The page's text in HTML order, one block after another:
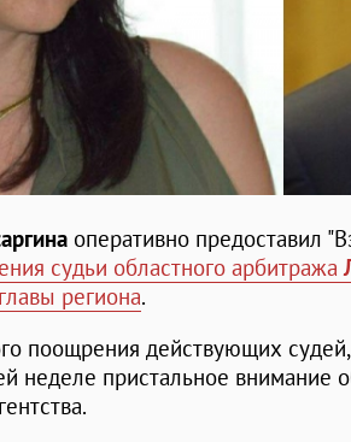
оперативно предоставил
судьи областного арбитража
региона.
поощрения действующих
неделе пристальное внимание